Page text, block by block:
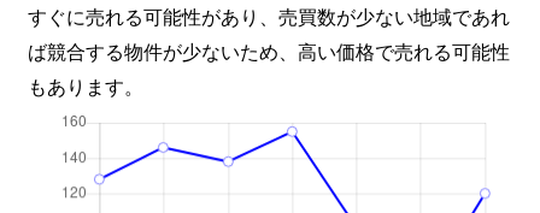
すぐに売れる可能性があり、売買数が少ない地域であれ
ば競合する物件が少ないため、高い価格で売れる可能性
もあります。